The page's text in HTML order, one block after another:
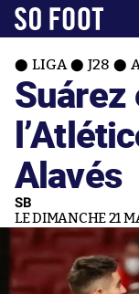
LIGA J28
Alavés
SB
LE DIMANCHE 21